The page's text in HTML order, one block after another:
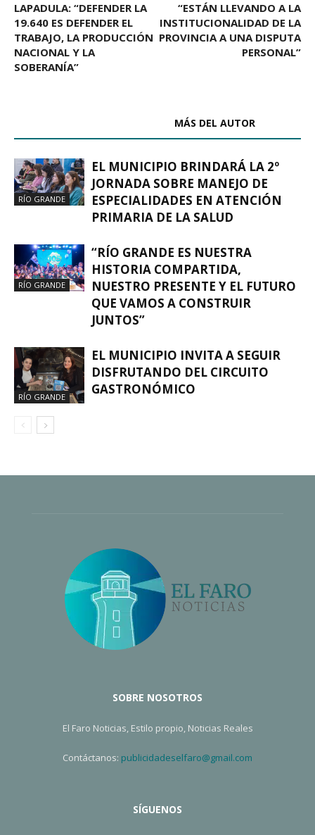
LAPADULA: “DEFENDER LA
19.640 ES DEFENDER EL
TRABAJO, LA PRODUCCIÓN
NACIONAL Y LA
SOBERANÍA”
“ESTÁN LLEVANDO A LA
INSTITUCIONALIDAD DE LA
PROVINCIA A UNA DISPUTA
PERSONAL”
MÁS DEL AUTOR
RÍO GRANDE
EL MUNICIPIO BRINDARÁ LA 2º
JORNADA SOBRE MANEJO DE
ESPECIALIDADES EN ATENCIÓN
PRIMARIA DE LA SALUD
RÍO GRANDE
“RÍO GRANDE ES NUESTRA
HISTORIA COMPARTIDA,
NUESTRO PRESENTE Y EL FUTURO
QUE VAMOS A CONSTRUIR
JUNTOS”
RÍO GRANDE
EL MUNICIPIO INVITA A SEGUIR
DISFRUTANDO DEL CIRCUITO
GASTRONÓMICO
SOBRE NOSOTROS
El Faro Noticias, Estilo propio, Noticias Reales
Contáctanos: publicidadeselfaro@gmail.com
SÍGUENOS